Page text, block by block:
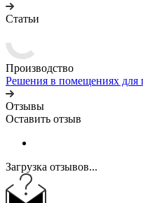
Статьи
Производство
Решения в помещениях для
Отзывы
Оставить отзыв
Загрузка отзывов...